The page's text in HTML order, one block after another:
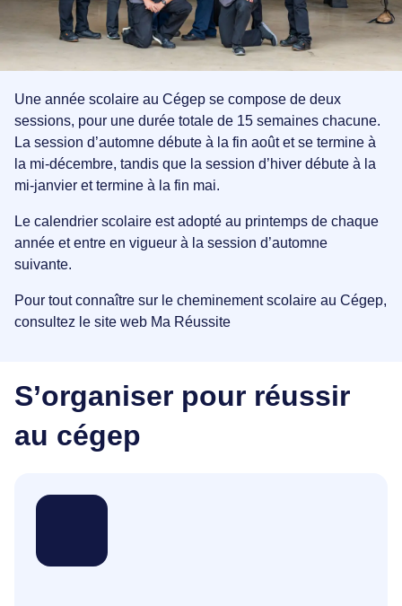
Espace employés/étudiants
Carrière
Services aux entreprises
Lynx
des avions et des
officielle
l'ÉNA
SCOLAIRE
générale
nos installations
Une année scolaire au Cégep se compose de deux
sessions, pour une durée totale de 15 semaines chacune.
La session d’automne débute à la fin août et se termine à
la mi-décembre, tandis que la session d’hiver débute à la
mi-janvier et termine à la fin mai.
Le calendrier scolaire est adopté au printemps de chaque
année et entre en vigueur à la session d’automne
suivante.
Pour tout connaître sur le cheminement scolaire au Cégep,
consultez le site web Ma Réussite
S’organiser pour réussir
au cégep